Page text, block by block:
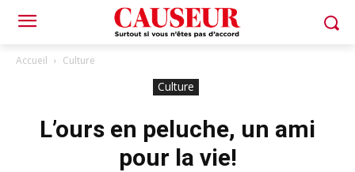
Accueil Culture
Culture
L’ours en peluche, un ami
pour la vie!